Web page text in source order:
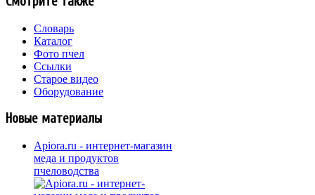
Словарь
Каталог
Фото пчел
Ссылки
Старое видео
Оборудование
Новые материалы
Apiora.ru - интернет-магазин
меда и продуктов
пчеловодства